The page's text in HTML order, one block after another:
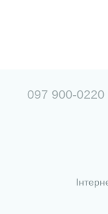
097 900-0220